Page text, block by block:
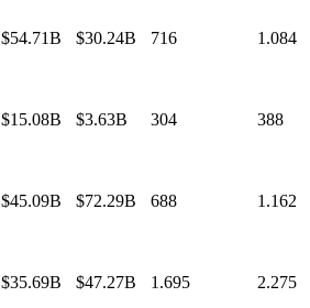
$54.71B $30.24B 716 1.084
$15.08B $3.63B 304 388
$45.09B $72.29B 688 1.162
$35.69B $47.27B 1.695 2.275